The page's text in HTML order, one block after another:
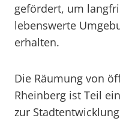
gefördert, um
lebenswerte
erhalten.
Die Räumung von
Rheinberg ist Teil
zur